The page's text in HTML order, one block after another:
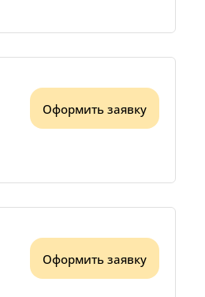
Оформить заявку
Оформить заявку